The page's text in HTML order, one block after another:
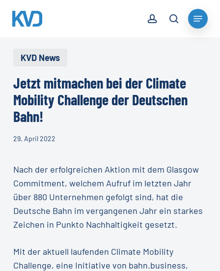
search
Menu
KVD News
Jetzt mitmachen bei der Climate
Mobility Challenge der Deutschen
Bahn!
29. April 2022
Nach der erfolgreichen Aktion mit dem Glasgow
Commitment, welchem Aufruf im letzten Jahr
über 880 Unternehmen gefolgt sind, hat die
Deutsche Bahn im vergangenen Jahr ein starkes
Zeichen in Punkto Nachhaltigkeit gesetzt.
Mit der aktuell laufenden Climate Mobility
Challenge, eine Initiative von bahn.business,
Close